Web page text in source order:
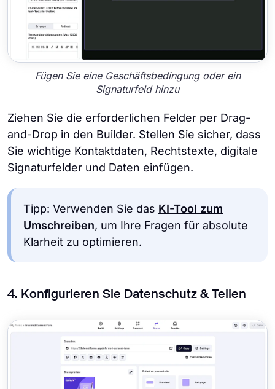
Fügen Sie eine Geschäftsbedingung oder ein
Signaturfeld hinzu
Ziehen Sie die erforderlichen Felder per Drag-
and-Drop in den Builder. Stellen Sie sicher, dass
Sie wichtige Kontaktdaten, Rechtstexte, digitale
Signaturfelder und Daten einfügen.
Tipp: Verwenden Sie das KI-Tool zum
Umschreiben, um Ihre Fragen für absolute
Klarheit zu optimieren.
4. Konfigurieren Sie Datenschutz & Teilen